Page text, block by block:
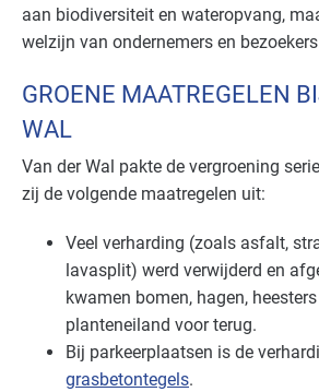
aan biodiversiteit en wateropvang,
welzijn van ondernemers en
GROENE MAATREGELEN
WAL
Van der Wal pakte de vergroening
zij de volgende maatregelen uit:
Veel verharding (zoals asfalt,
lavasplit) werd verwijderd en
kwamen bomen, hagen,
planteneiland voor terug.
Bij parkeerplaatsen is de
grasbetontegels.